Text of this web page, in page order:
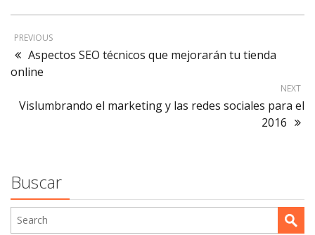
PREVIOUS
Aspectos SEO técnicos que mejorarán tu tienda
online
NEXT
Vislumbrando el marketing y las redes sociales para el
2016
Buscar